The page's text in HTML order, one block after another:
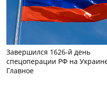
Завершился 1626-й день
спецоперации РФ на
Главное